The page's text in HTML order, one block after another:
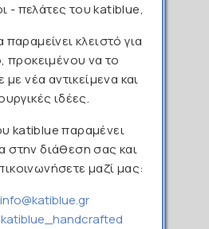
211 1190265
info@katiblue.gr
στο Newsletter μας
- πελάτες του katiblue,
κλειστό για
προκειμένου να το
νέα αντικείμενα και
ιδέες.
katiblue παραμένει
στην διάθεση σας και
μαζί μας:
info@katiblue.gr
katiblue_handcrafted